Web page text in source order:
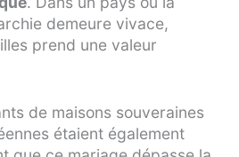
demeure vivace,
prend une valeur
de maisons souveraines
étaient également